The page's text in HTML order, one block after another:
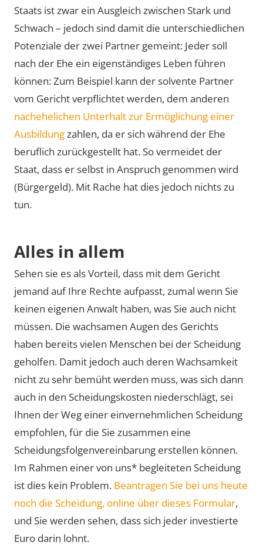
Staats ist zwar ein Ausgleich zwischen Stark und
Schwach – jedoch sind damit die unterschiedlichen
Potenziale der zwei Partner gemeint: Jeder soll
nach der Ehe ein eigenständiges Leben führen
können: Zum Beispiel kann der solvente Partner
vom Gericht verpflichtet werden, dem anderen
nachehelichen Unterhalt zur Ermöglichung einer
Ausbildungzahlen, da er sich während der Ehe
beruflich zurückgestellt hat. So vermeidet der
Staat, dass er selbst in Anspruch genommen wird
(Bürgergeld). Mit Rache hat dies jedoch nichts zu
tun.
Alles in allem
Sehen sie es als Vorteil, dass mit dem Gericht
jemand auf Ihre Rechte aufpasst, zumal wenn Sie
keinen eigenen Anwalt haben, was Sie auch nicht
müssen. Die wachsamen Augen des Gerichts
haben bereits vielen Menschen bei der Scheidung
geholfen. Damit jedoch auch deren Wachsamkeit
nicht zu sehr bemüht werden muss, was sich dann
auch in den Scheidungskosten niederschlägt, sei
Ihnen der Weg einer einvernehmlichen Scheidung
empfohlen, für die Sie zusammen eine
Scheidungsfolgenvereinbarung erstellen können.
Im Rahmen einer von uns* begleiteten Scheidung
ist dies kein Problem. Beantragen Sie bei uns heute
noch die Scheidung, online über dieses Formular,
und Sie werden sehen, dass sich jeder investierte
Euro darin lohnt.